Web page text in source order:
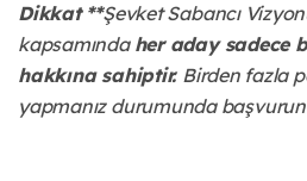
Dikkat **Şevket Sabancı
kapsamında her aday sadece
hakkına sahiptir. Birden fazla
yapmanız durumunda